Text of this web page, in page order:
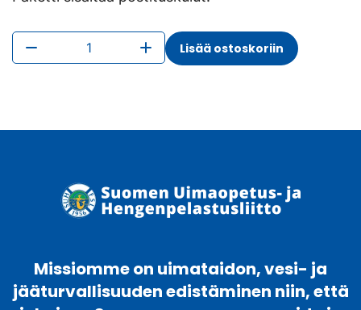
Housuvaaran
uimahalli
Lisää ostoskoriin
Missiomme on uimataidon, vesi- ja
jääturvallisuuden edistäminen niin, että